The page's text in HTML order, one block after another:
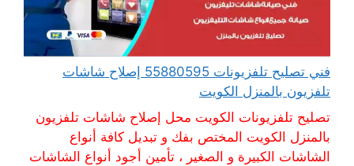
فني تصليح تلفزيونات 55880595 إصلاح شاشات
تلفزيون بالمنزل الكويت
تصليح تلفزيونات الكويت محل إصلاح شاشات تلفزيون
بالمنزل الكويت المختص بفك و تبديل كافة أنواع
الشاشات الكبيرة و الصغير ، تأمين أجود أنواع الشاشات